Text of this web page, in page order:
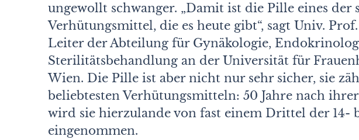
ungewollt schwanger. „Damit ist die Pille eines der
Verhütungsmittel, die es heute gibt“, sagt Univ.
Leiter der Abteilung für Gynäkologie,
Sterilitätsbehandlung an der Universität für
Wien. Die Pille ist aber nicht nur sehr sicher, sie
beliebtesten Verhütungsmitteln: 50 Jahre nach
wird sie hierzulande von fast einem Drittel der 14-
eingenommen.